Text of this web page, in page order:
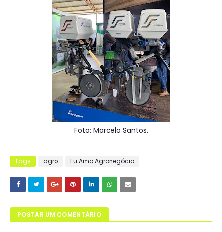
Foto: Marcelo Santos.
Tags agro Eu Amo Agronegócio
POSTAR UM COMENTÁRIO